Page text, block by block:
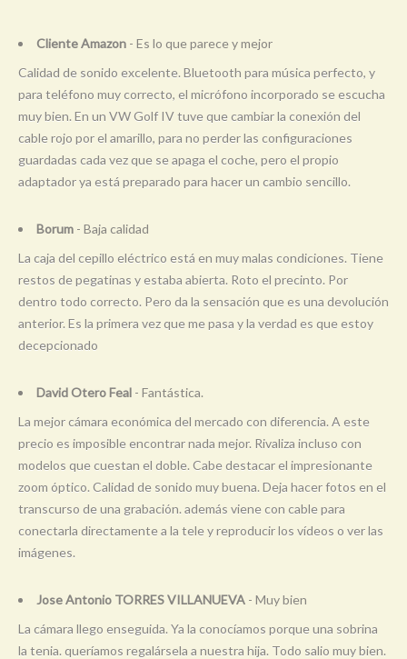
Cliente Amazon - Es lo que parece y mejor
Calidad de sonido excelente. Bluetooth para música perfecto, y
para teléfono muy correcto, el micrófono incorporado se escucha
muy bien. En un VW Golf IV tuve que cambiar la conexión del
cable rojo por el amarillo, para no perder las configuraciones
guardadas cada vez que se apaga el coche, pero el propio
adaptador ya está preparado para hacer un cambio sencillo.
Borum - Baja calidad
La caja del cepillo eléctrico está en muy malas condiciones. Tiene
restos de pegatinas y estaba abierta. Roto el precinto. Por
dentro todo correcto. Pero da la sensación que es una devolución
anterior. Es la primera vez que me pasa y la verdad es que estoy
decepcionado
David Otero Feal - Fantástica.
La mejor cámara económica del mercado con diferencia. A este
precio es imposible encontrar nada mejor. Rivaliza incluso con
modelos que cuestan el doble. Cabe destacar el impresionante
zoom óptico. Calidad de sonido muy buena. Deja hacer fotos en el
transcurso de una grabación. además viene con cable para
conectarla directamente a la tele y reproducir los vídeos o ver las
imágenes.
Jose Antonio TORRES VILLANUEVA - Muy bien
La cámara llego enseguida. Ya la conocíamos porque una sobrina
la tenia. queríamos regalársela a nuestra hija. Todo salio muy bien.